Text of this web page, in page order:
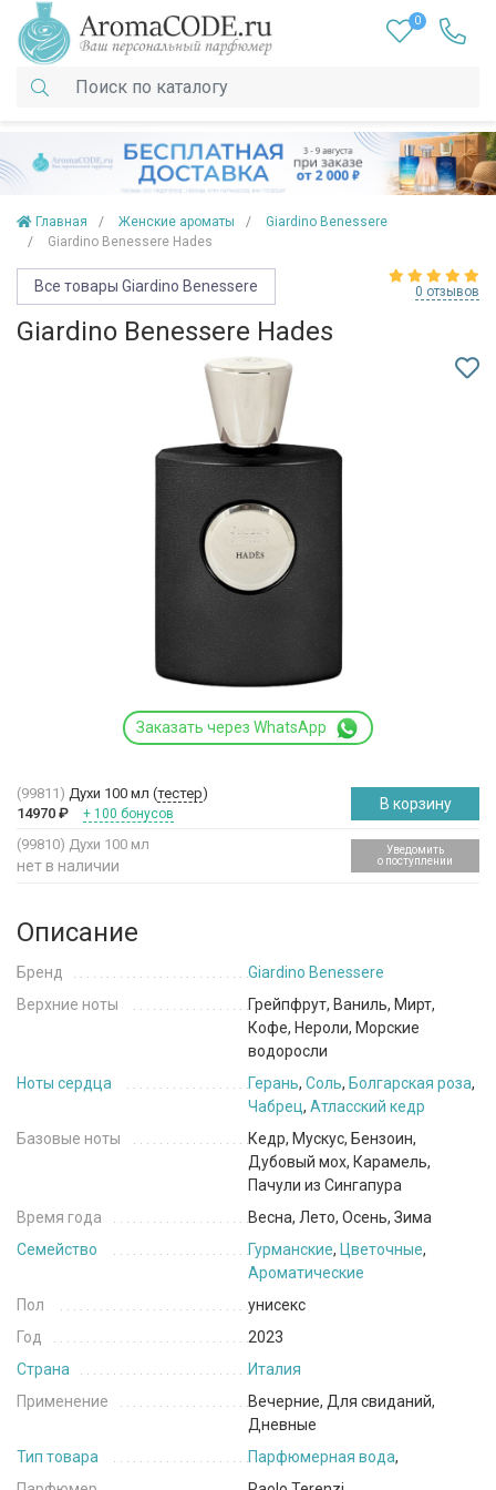
0
Главная Женские ароматы
Giardino Benessere
Giardino Benessere Hades
Все товары Giardino Benessere 0 отзывов
Giardino Benessere Hades
Заказать через WhatsApp
(99811) Духи 100 мл (тестер)
14970 ₽ + 100 бонусов
В корзину
(99810) Духи 100 мл
нет в наличии
Уведомить
о поступлении
Описание
Бренд
Giardino Benessere
Верхние ноты
Грейпфрут, Ваниль, Мирт,
Кофе, Нероли, Морские
водоросли
Ноты сердца
Герань, Соль, Болгарская роза,
Чабрец, Атласский кедр
Базовые ноты
Кедр, Мускус, Бензоин,
Дубовый мох, Карамель,
Пачули из Сингапура
Время года
Весна, Лето, Осень, Зима
Семейство
Гурманские, Цветочные,
Ароматические
Пол
унисекс
Год
2023
Страна
Италия
Применение
Вечерние, Для свиданий,
Дневные
Тип товара
Парфюмерная вода,